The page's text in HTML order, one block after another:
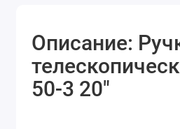
Описание:
50-3 20"